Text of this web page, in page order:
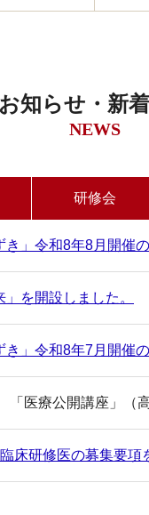
お知らせ・新
NEWS
研修会
き」令和8年8月開催
」を開設しました。
き」令和8年7月開催
医療公開講座」（
研修医の募集要項